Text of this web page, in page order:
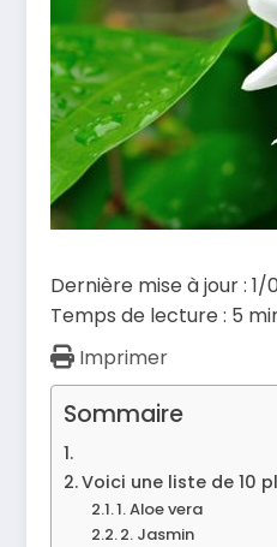
Dernière mise à jour : 1/
Temps de lecture : 5
Imprimer
Sommaire
Voici une liste de 10
1. Aloe vera
2. Jasmin